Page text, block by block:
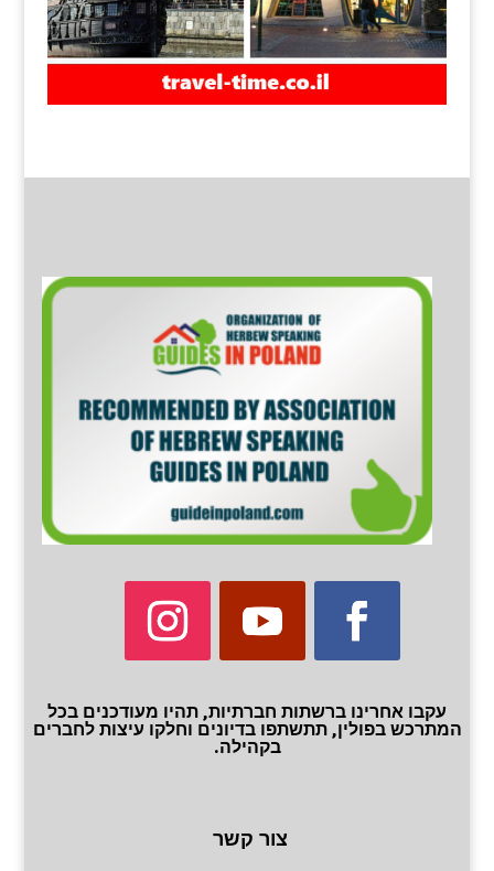
עקבו אחרינו ברשתות חברתיות, תהיו מעודכנים בכל
המתרכש בפולין, תתשתפו בדיונים וחלקו עיצות לחברים
בקהילה.
צור קשר